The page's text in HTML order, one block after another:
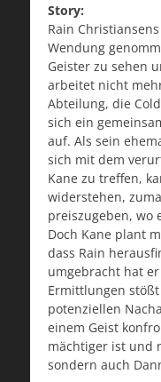
Story:
Rain
Wendung
Geister zu sehen
arbeitet nicht
Abteilung, die
sich ein
auf. Als sein
sich mit dem
Kane zu treffen,
widerstehen,
preiszugeben, wo
Doch Kane plant
dass Rain
umgebracht hat
Ermittlungen
potenziellen
einem Geist
mächtiger ist und
sondern auch